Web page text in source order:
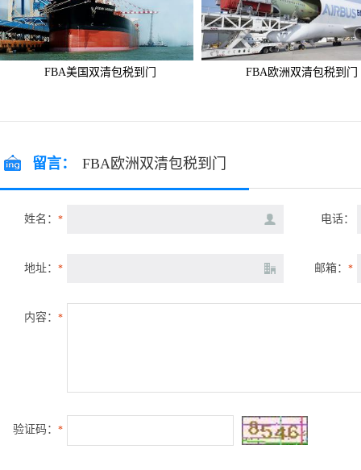
FBA美国双清包税到门 FBA欧洲双清包税到门
留言： FBA欧洲双清包税到门
姓名： * 电话：
地址： * 邮箱： *
内容： *
验证码： *